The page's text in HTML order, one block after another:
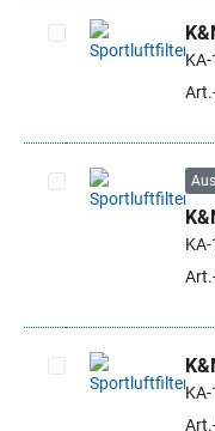
Artikel auswählen
Artikel auswählen
Artikel auswählen